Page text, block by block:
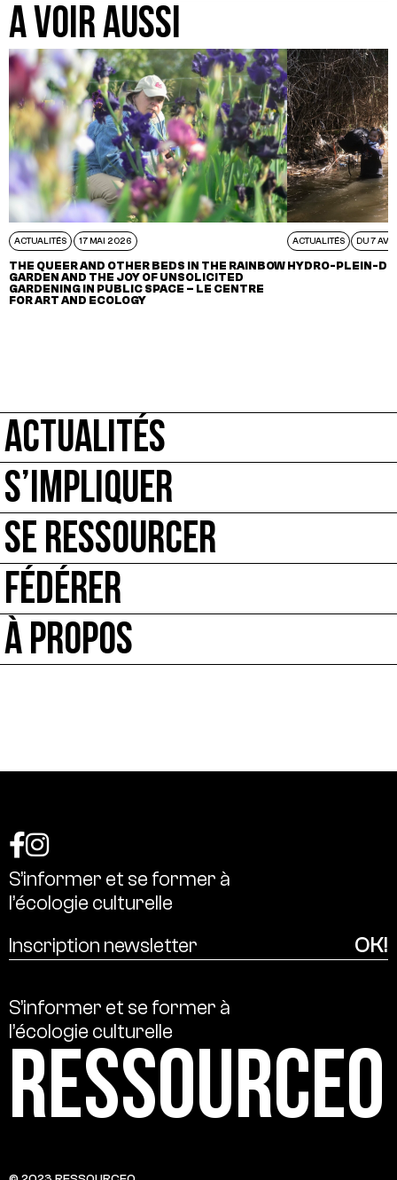
A VOIR AUSSI
ACTUALITÉS 17 MAI 2026
THE QUEER AND OTHER BEDS IN THE RAINBOW
GARDEN AND THE JOY OF UNSOLICITED
GARDENING IN PUBLIC SPACE – LE CENTRE
FOR ART AND ECOLOGY
ACTUALITÉS DU 7
HYDRO-PLEIN-
ACTUALITÉS
S’IMPLIQUER
SE RESSOURCER
FÉDÉRER
À PROPOS
S’informer et se former à
l’écologie culturelle
S’informer et se former à
l’écologie culturelle
Ressource0